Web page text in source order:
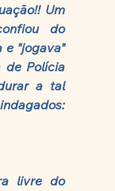
Um
do
e "jogava"
de Polícia
a tal
livre do